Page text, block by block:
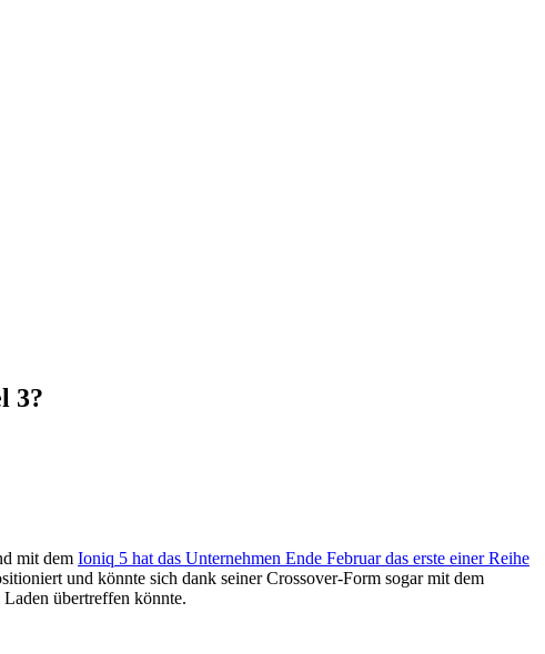
3?
mit dem Ioniq 5 hat das Unternehmen Ende Februar das erste einer Reihe
und könnte sich dank seiner Crossover-Form sogar mit dem
übertreffen könnte.